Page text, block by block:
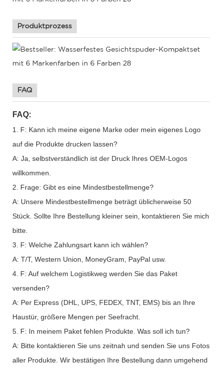
Produktprozess
FAQ
FAQ:
1. F: Kann ich meine eigene Marke oder mein eigenes Logo
auf die Produkte drucken lassen?
A: Ja, selbstverständlich ist der Druck Ihres OEM-Logos
willkommen.
2. Frage: Gibt es eine Mindestbestellmenge?
A: Unsere Mindestbestellmenge beträgt üblicherweise 50
Stück. Sollte Ihre Bestellung kleiner sein, kontaktieren Sie mich
bitte.
3. F: Welche Zahlungsart kann ich wählen?
A: T/T, Western Union, MoneyGram, PayPal usw.
4. F: Auf welchem ​​Logistikweg werden Sie das Paket
versenden?
A: Per Express (DHL, UPS, FEDEX, TNT, EMS) bis an Ihre
Haustür, größere Mengen per Seefracht.
5. F: In meinem Paket fehlen Produkte. Was soll ich tun?
A: Bitte kontaktieren Sie uns zeitnah und senden Sie uns Fotos
aller Produkte. Wir bestätigen Ihre Bestellung dann umgehend